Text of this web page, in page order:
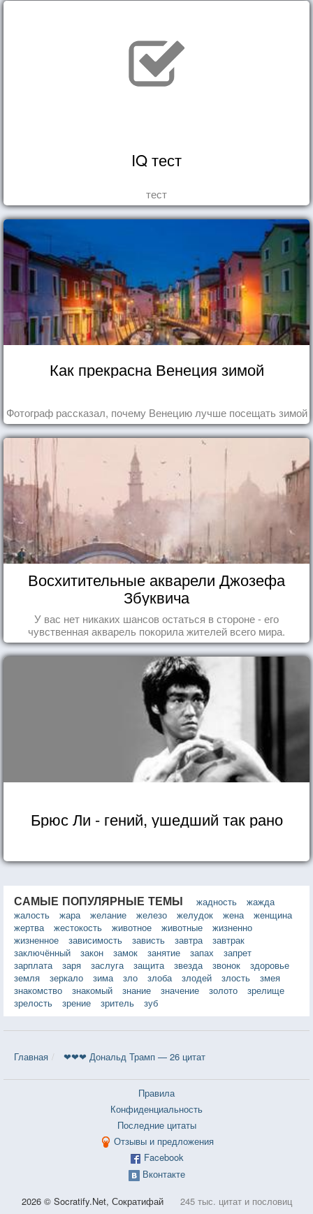
IQ тест
тест
Как прекрасна Венеция зимой
Фотограф рассказал, почему Венецию лучше посещать зимой
Восхитительные акварели Джозефа
Збуквича
У вас нет никаких шансов остаться в стороне - его
чувственная акварель покорила жителей всего мира.
Брюс Ли - гений, ушедший так рано
САМЫЕ ПОПУЛЯРНЫЕ ТЕМЫ жадность
жажда
жалость
жара желание железо желудок жена
женщина
жертва
жестокость животное животные
жизненно
жизненное
зависимость зависть завтра
завтрак
заключённый
закон замок занятие запах
запрет
зарплата
заря заслуга защита звезда звонок
здоровье
земля
зеркало зима зло злоба злодей злость
змея
знакомство
знакомый знание значение золото
зрелище
зрелость
зрение зритель зуб
Главная ❤❤❤ Дональд Трамп — 26 цитат
Правила
Конфиденциальность
Последние цитаты
Отзывы и предложения
Facebook
Вконтакте
2026 © Socratify.Net, Сократифай 245 тыс. цитат и пословиц